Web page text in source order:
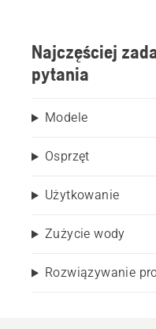
Najczęściej
pytania
Modele
Osprzęt
Użytkowanie
Zużycie wody
Rozwiązywanie